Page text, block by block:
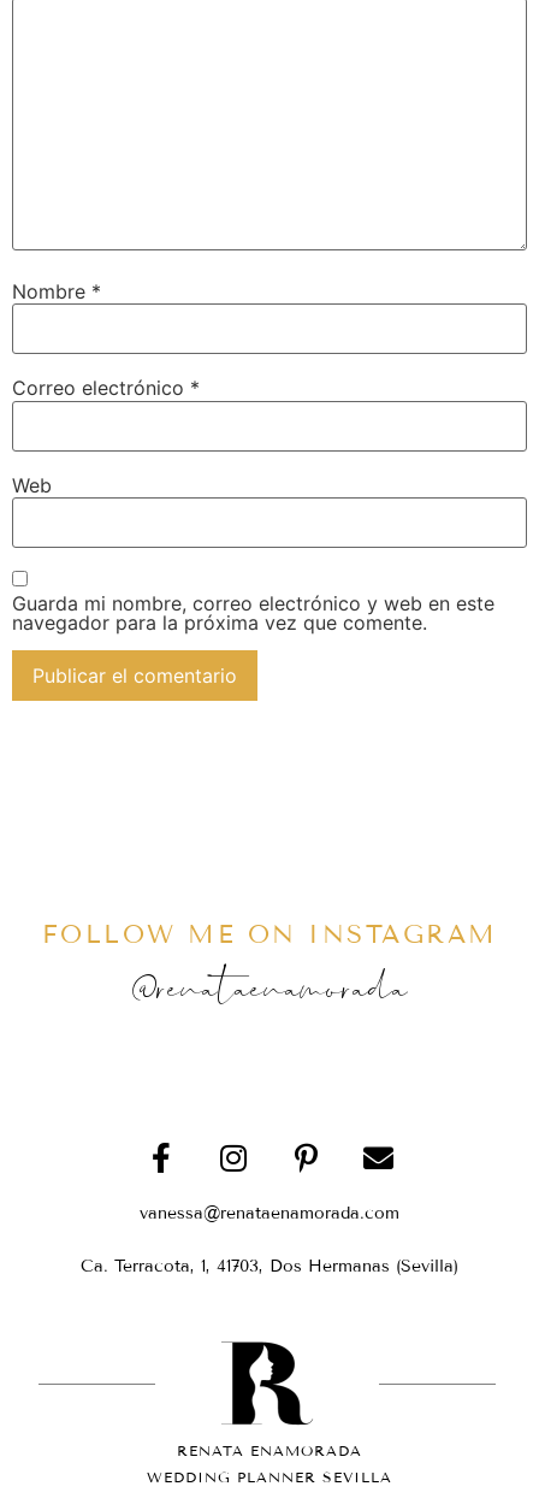
Nombre *
Correo electrónico *
Web
Guarda mi nombre, correo electrónico y web en este
navegador para la próxima vez que comente.
FOLLOW ME ON INSTAGRAM
@renataenamorada
vanessa@renataenamorada.com
Ca. Terracota, 1, 41703, Dos Hermanas (Sevilla)
RENATA ENAMORADA
WEDDING PLANNER SEVILLA